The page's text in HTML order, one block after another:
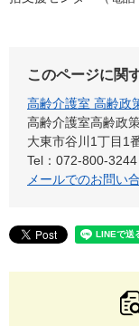
このページに関
高齢介護室 高齢政
高齢介護室高齢政
大東市谷川1丁目1
Tel：072-800-3244
メールでのお問い